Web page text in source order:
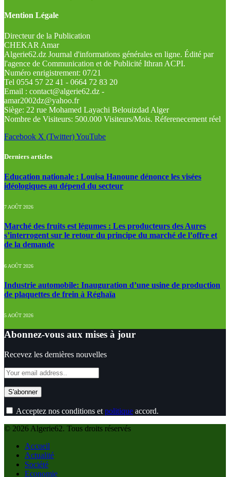
Mention Légale
Directeur de la Publication
CHEKAR Amar
Algerie62.dz Journal d'informations générales en ligne. Édité par
l'agence de Communication et de Publicité Ithran ACPI.
Numéro enrigistrement: 07/21
Tel 0554 57 22 41 - 0664 72 83 20
Email : contact@algerie62.dz -
amar2002dz@yahoo.fr
Siège: 22 rue Mohamed Layachi Belouizdad Alger
Nombre de Visiteurs: 500.000 Visiteurs/Mois. Réferenecement réel
Facebook X (Twitter)YouTube
Derniers articles
Education nationale : Louisa Hanoune dénonce les visées
idéologiques au dépend du secteur
7 AOÛT 2026
Marché des fruits est légumes : Les producteurs des Aures
s’interrogent sur le retour du principe du marché de l’offre et
de la demande
6 AOÛT 2026
Industrie automobile: Inauguration d’une usine de production
de plaquettes de frein à Réghaïa
5 AOÛT 2026
Abonnez-vous aux mises à jour
Recevez les dernières nouvelles
Acceptez nos conditions et politique accord.
© 2026 Algerie62. Tous droits réservés
Accueil
Actualité
Société
Economie